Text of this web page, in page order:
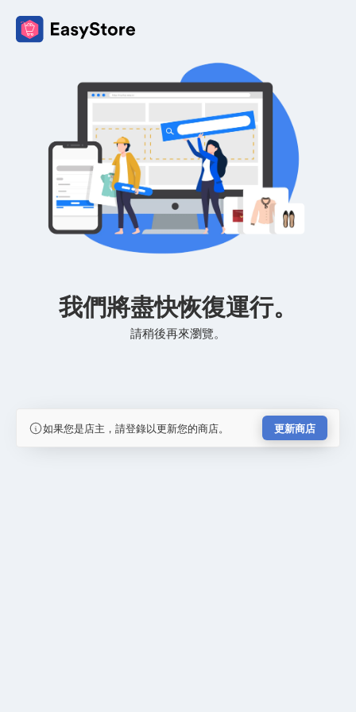
我們將盡快恢復運行。
請稍後再來瀏覽。
如果您是店主，請登錄以更新您的商店。 更新商店